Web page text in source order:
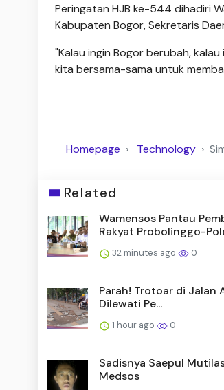
Peringatan HJB ke-544 dihadiri
Kabupaten Bogor, Sekretaris
"Kalau ingin Bogor berubah,
kita bersama-sama untuk
Homepage Technology
Related
Wamensos Pantau
Rakyat Probolinggo-
32 minutes ago 0
Parah! Trotoar di
Dilewati Pe...
1 hour ago 0
Sadisnya Saepul
Medsos